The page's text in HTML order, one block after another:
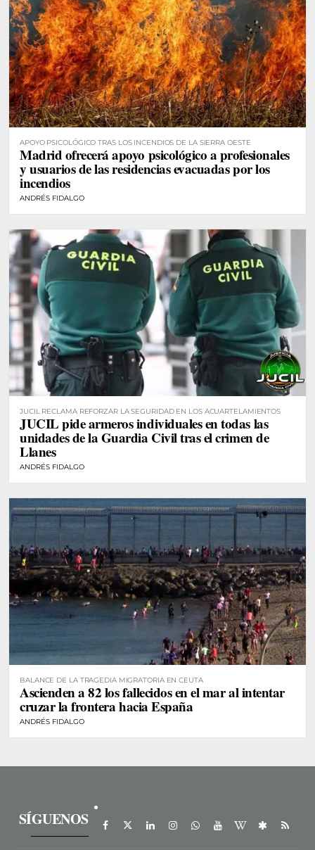
APOYO PSICOLÓGICO TRAS LOS INCENDIOS DE LA SIERRA OESTE
Madrid ofrecerá apoyo psicológico a profesionales
y usuarios de las residencias evacuadas por los
incendios
ANDRÉS FIDALGO
JUCIL RECLAMA REFORZAR LA SEGURIDAD EN LOS ACUARTELAMIENTOS
JUCIL pide armeros individuales en todas las
unidades de la Guardia Civil tras el crimen de
Llanes
ANDRÉS FIDALGO
BALANCE DE LA TRAGEDIA MIGRATORIA EN CEUTA
Ascienden a 82 los fallecidos en el mar al intentar
cruzar la frontera hacia España
ANDRÉS FIDALGO
SÍGUENOS